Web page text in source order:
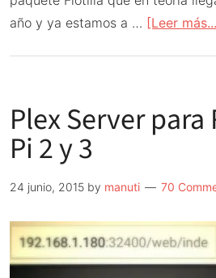
año y ya estamos a … [Leer
Plex Server
Pi 2 y 3
24 junio, 2015 by manuti 70